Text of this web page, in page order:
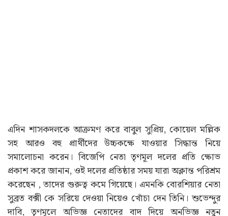
এদিন শাসকদলকে আক্রমণ করে বাবুল সুপ্রিয়, কোয়েল মল্লিক
সহ আরও বহু প্রার্থীদের উচ্চকক্ষে যাওয়ার সিদ্ধান্ত নিয়ে
সমালোচনা করেন। বিজেপি নেতা তৃণমূল দলের প্রতি ক্ষোভ
প্রকাশ করে জানান, ওই দলের প্রতিষ্ঠার সময় যারা অক্লান্ত পরিশ্রম
করেছেন , তাদের গুরুত্ব কমে গিয়েছে। এমনকি বোরশিয়ার নেতা
সুব্রত বক্সী কে সরিয়ে দেওয়া নিয়েও খোঁচা দেন তিনি। শুভেন্দুর
দাবি, তৃণমূলে অভিজ্ঞ নেতাদের বাদ দিয়ে অনভিজ্ঞ নতুন